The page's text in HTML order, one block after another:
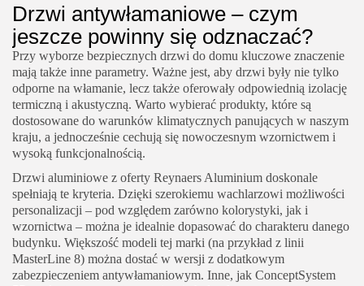
Drzwi antywłamaniowe – czym
jeszcze powinny się odznaczać?
Przy wyborze bezpiecznych drzwi do domu kluczowe znaczenie
mają także inne parametry. Ważne jest, aby drzwi były nie tylko
odporne na włamanie, lecz także oferowały odpowiednią izolację
termiczną i akustyczną. Warto wybierać produkty, które są
dostosowane do warunków klimatycznych panujących w naszym
kraju, a jednocześnie cechują się nowoczesnym wzornictwem i
wysoką funkcjonalnością.
Drzwi aluminiowe z oferty Reynaers Aluminium doskonale
spełniają te kryteria. Dzięki szerokiemu wachlarzowi możliwości
personalizacji – pod względem zarówno kolorystyki, jak i
wzornictwa – można je idealnie dopasować do charakteru danego
budynku. Większość modeli tej marki (na przykład z linii
MasterLine 8) można dostać w wersji z dodatkowym
zabezpieczeniem antywłamaniowym. Inne, jak ConceptSystem